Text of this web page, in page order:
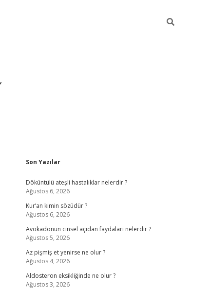
Sidebar
Son Yazılar
Döküntülü ateşli hastalıklar nelerdir ?
Ağustos 6, 2026
Kur’an kimin sözüdür ?
Ağustos 6, 2026
Avokadonun cinsel açıdan faydaları nelerdir ?
Ağustos 5, 2026
Az pişmiş et yenirse ne olur ?
Ağustos 4, 2026
Aldosteron eksikliğinde ne olur ?
Ağustos 3, 2026